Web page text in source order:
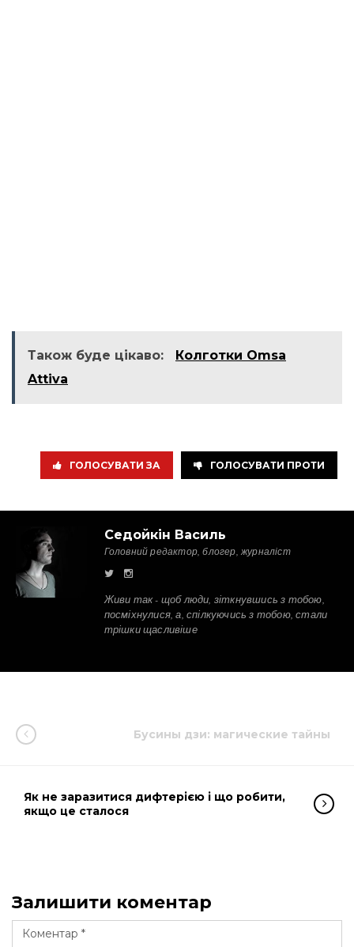
Також буде цікаво:
Колготки Omsa
Attiva
ГОЛОСУВАТИ ЗА ГОЛОСУВАТИ ПРОТИ
Седойкін Василь
Головний редактор, блогер, журналіст
Живи так - щоб люди, зіткнувшись з тобою,
посміхнулися, а, спілкуючись з тобою, стали
трішки щасливіше
Бусины дзи: магические тайны
Як не заразитися дифтерією і що робити,
якщо це сталося
Залишити коментар